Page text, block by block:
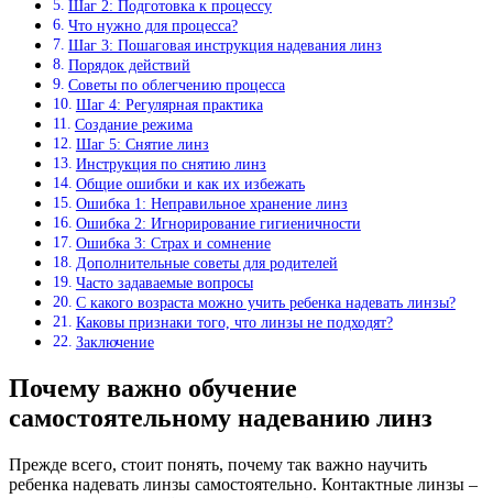
Шаг 2: Подготовка к процессу
Что нужно для процесса?
Шаг 3: Пошаговая инструкция надевания линз
Порядок действий
Советы по облегчению процесса
Шаг 4: Регулярная практика
Создание режима
Шаг 5: Снятие линз
Инструкция по снятию линз
Общие ошибки и как их избежать
Ошибка 1: Неправильное хранение линз
Ошибка 2: Игнорирование гигиеничности
Ошибка 3: Страх и сомнение
Дополнительные советы для родителей
Часто задаваемые вопросы
С какого возраста можно учить ребенка надевать линзы?
Каковы признаки того, что линзы не подходят?
Заключение
Почему важно обучение
самостоятельному надеванию линз
Прежде всего, стоит понять, почему так важно научить
ребенка надевать линзы самостоятельно. Контактные линзы –